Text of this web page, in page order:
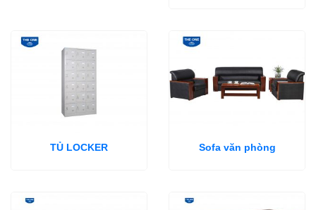
TỦ LOCKER Sofa văn phòng